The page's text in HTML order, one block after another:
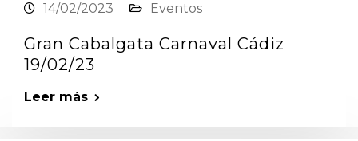
14/02/2023 Eventos
Gran Cabalgata Carnaval Cádiz
19/02/23
Leer más